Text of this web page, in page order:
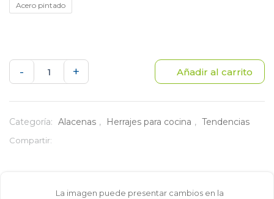
Acero pintado
-
Alacena
5
Niveles
acero
+ Añadir al carrito
Categoría: Alacenas , Herrajes para cocina , Tendencias
Compartir:
La imagen puede presentar cambios en la